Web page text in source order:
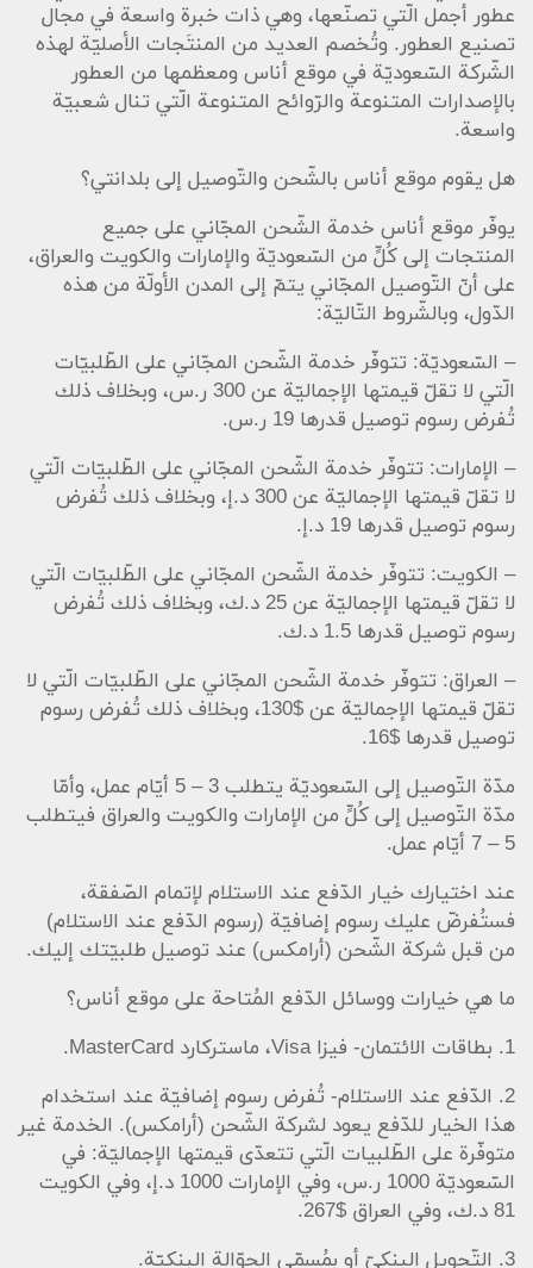
عطور أجمل الّتي تصنّعها، وهي ذات خبرة واسعة في مجال
تصنيع العطور. وتُخصم العديد من المنتَجات الأصليّة لهذه
الشّركة السّعوديّة في موقع أناس ومعظمها من العطور
بالإصدارات المتنوعة والرّوائح المتنوعة الّتي تنال شعبيّة
واسعة.
هل يقوم موقع أناس بالشّحن والتّوصيل إلى بلدانتي؟
يوفّر موقع أناس خدمة الشّحن المجّاني على جميع
المنتجات إلى كُلٍّ من السّعوديّة والإمارات والكويت والعراق،
على أنّ التّوصيل المجّاني يتمّ إلى المدن الأولّة من هذه
الدّول، وبالشّروط التّاليّة:
– السّعوديّة: تتوفّر خدمة الشّحن المجّاني على الطّلبيّات
الّتي لا تقلّ قيمتها الإجماليّة عن 300 ر.س، وبخلاف ذلك
تُفرض رسوم توصيل قدرها 19 ر.س.
– الإمارات: تتوفّر خدمة الشّحن المجّاني على الطّلبيّات الّتي
لا تقلّ قيمتها الإجماليّة عن 300 د.إ، وبخلاف ذلك تُفرض
رسوم توصيل قدرها 19 د.إ.
– الكويت: تتوفّر خدمة الشّحن المجّاني على الطّلبيّات الّتي
لا تقلّ قيمتها الإجماليّة عن 25 د.ك، وبخلاف ذلك تُفرض
رسوم توصيل قدرها 1.5 د.ك.
– العراق: تتوفّر خدمة الشّحن المجّاني على الطّلبيّات الّتي لا
تقلّ قيمتها الإجماليّة عن $130، وبخلاف ذلك تُفرض رسوم
توصيل قدرها $16.
مدّة التّوصيل إلى السّعوديّة يتطلب 3 – 5 أيّام عمل، وأمّا
مدّة التّوصيل إلى كُلٍّ من الإمارات والكويت والعراق فيتطلب
5 – 7 أيّام عمل.
عند اختيارك خيار الدّفع عند الاستلام لإتمام الصّفقة،
فستُفرضّ عليك رسوم إضافيّة (رسوم الدّفع عند الاستلام)
من قبل شركة الشّحن (أرامكس) عند توصيل طلبيّتك إليك.
ما هي خيارات ووسائل الدّفع المُتاحة على موقع أناس؟
1. بطاقات الائتمان- فيزا Visa، ماستركارد MasterCard.
2. الدّفع عند الاستلام- تُفرض رسوم إضافيّة عند استخدام
هذا الخيار للدّفع يعود لشركة الشّحن (أرامكس). الخدمة غير
متوفّرة على الطّلبيات الّتي تتعدّى قيمتها الإجماليّة: في
السّعوديّة 1000 ر.س، وفي الإمارات 1000 د.إ، وفي الكويت
81 د.ك، وفي العراق $267.
3. التّحويل البنكيّ أو بمُسمّى الحوّالة البنكيّة.